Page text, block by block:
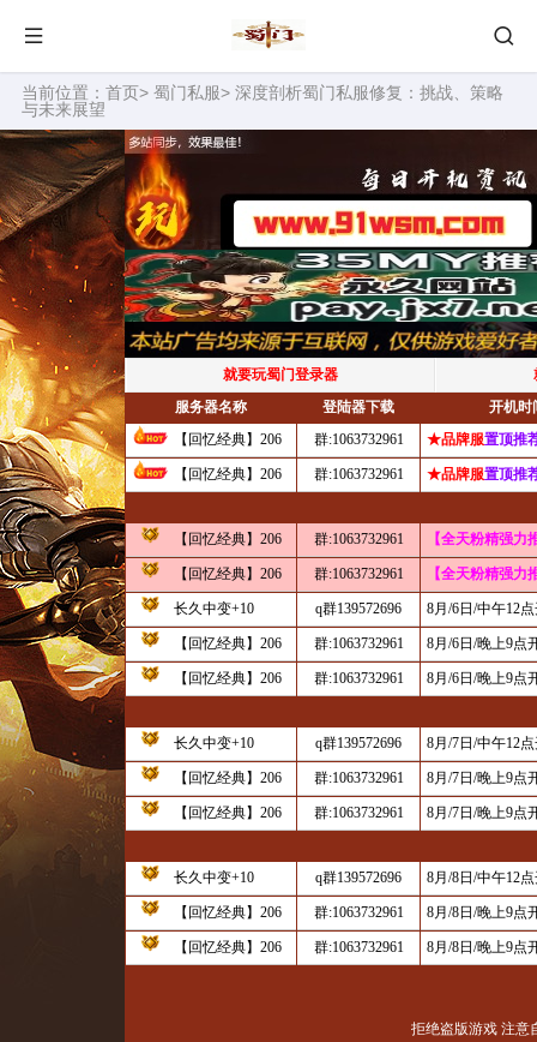
当前位置： 首页> 蜀门私服> 深度剖析蜀门私服修复：挑战、策略
与未来展望